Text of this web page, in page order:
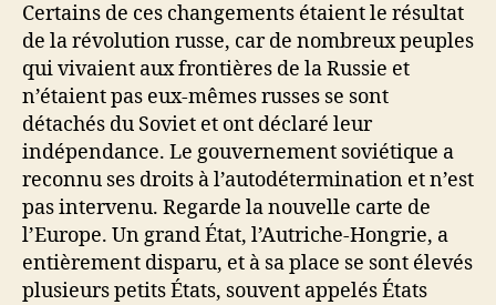
Certains de ces changements étaient le résultat
de la révolution russe, car de nombreux peuples
qui vivaient aux frontières de la Russie et
n’étaient pas eux-mêmes russes se sont
détachés du Soviet et ont déclaré leur
indépendance. Le gouvernement soviétique a
reconnu ses droits à l’autodétermination et n’est
pas intervenu. Regarde la nouvelle carte de
l’Europe. Un grand État, l’Autriche-Hongrie, a
entièrement disparu, et à sa place se sont élevés
plusieurs petits États, souvent appelés États